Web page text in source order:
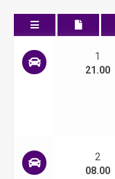
1
21.00
2
08.00